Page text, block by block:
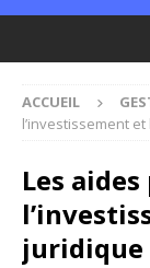
ACCUEIL
l’investissement
Les
juridique